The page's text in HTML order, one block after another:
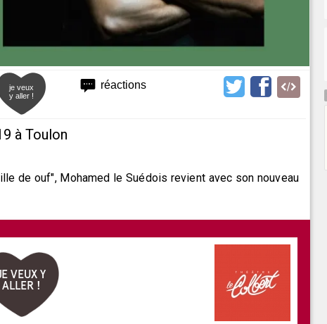
réactions
je veux
y aller !
à Toulon
de ouf", Mohamed le Suédois revient avec son nouveau
VEUX Y
ALLER !